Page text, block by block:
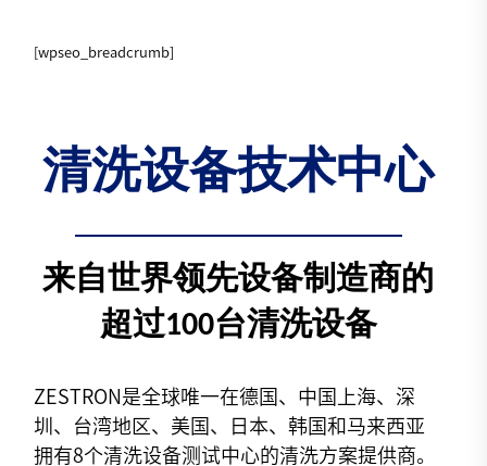
[wpseo_breadcrumb]
清洗设备技术中心
来自世界领先设备制造商的
超过100台清洗设备
ZESTRON是全球唯一在德国、中国上海、深
圳、台湾地区、美国、日本、韩国和马来西亚
拥有8个清洗设备测试中心的清洗方案提供商。